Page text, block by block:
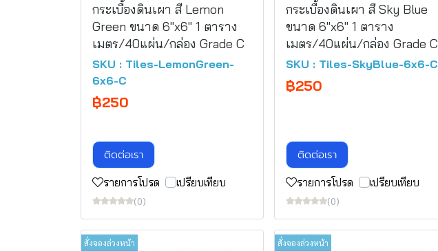
กระเบื้องดินเผา สี Lemon
Green ขนาด 6"x6" 1 ตาราง
เมตร/40แผ่น/กล่อง Grade C
SKU : Tiles-LemonGreen-
6x6-C
฿250
ติดต่อเรา
รายการโปรด เปรียบเทียบ
(0)
กระเบื้องดินเผา สี Sky Blue
ขนาด 6"x6" 1 ตาราง
เมตร/40แผ่น/กล่อง Grade C
SKU : Tiles-SkyBlue-6x6-C
฿250
ติดต่อเรา
รายการโปรด เปรียบเทียบ
(0)
สั่งจองล่วงหน้า สั่งจองล่วงหน้า